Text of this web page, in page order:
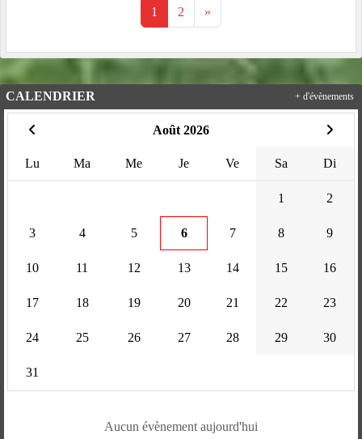
1 2 »
CALENDRIER
Août 2026
Lu Ma Me Je Ve Sa Di
1 2
3 4 5 6 7 8 9
10 11 12 13 14 15 16
17 18 19 20 21 22 23
24 25 26 27 28 29 30
31
Aucun évènement aujourd'hui
+ d'évènements